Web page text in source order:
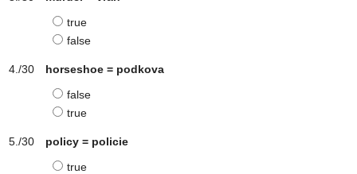
true
false
horseshoe = podkova
false
true
policy = policie
true